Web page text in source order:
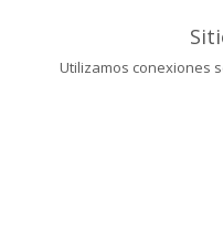
Utilizamos conexiones